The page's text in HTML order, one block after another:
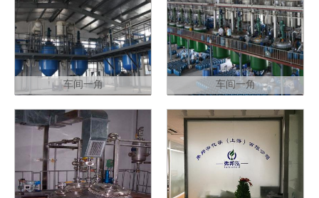
车间一角 车间一角